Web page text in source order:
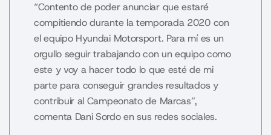
“Contento de poder anunciar que estaré
compitiendo durante la temporada 2020 con
el equipo Hyundai Motorsport. Para mí es un
orgullo seguir trabajando con un equipo como
este y voy a hacer todo lo que esté de mi
parte para conseguir grandes resultados y
contribuir al Campeonato de Marcas”,
comenta Dani Sordo en sus redes sociales.